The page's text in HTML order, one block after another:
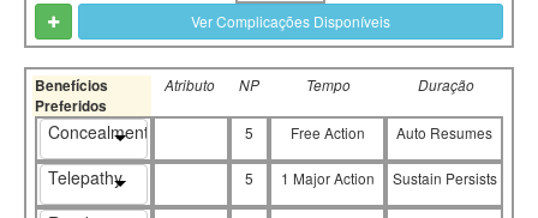
Ver Complicações Disponíveis
Benefícios
Preferidos
Atributo NP Tempo Duração
Concealment 5 Free Action Auto Resumes
Telepathy 5 1 Major Action Sustain Persists